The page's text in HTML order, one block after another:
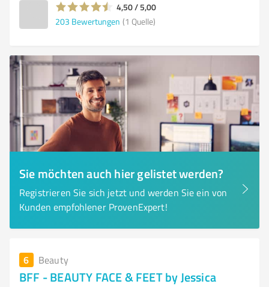
4,50 / 5,00
203 Bewertungen (1 Quelle)
Sie möchten auch hier gelistet werden?
Registrieren Sie sich jetzt und werden Sie ein von
Kunden empfohlener ProvenExpert!
6 Beauty
BFF - BEAUTY FACE & FEET by Jessica